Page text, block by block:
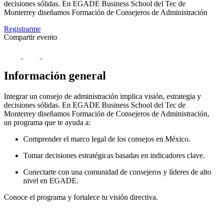
decisiones sólidas. En EGADE Business School del Tec de
Monterrey diseñamos Formación de Consejeros de Administración
Registrarme
Compartir evento
Información general
Integrar un consejo de administración implica visión, estrategia y
decisiones sólidas. En EGADE Business School del Tec de
Monterrey diseñamos Formación de Consejeros de Administración,
un programa que te ayuda a:
Comprender el marco legal de los consejos en México.
Tomar decisiones estratégicas basadas en indicadores clave.
Conectarte con una comunidad de consejeros y líderes de alto
nivel en EGADE.
Conoce el programa y fortalece tu visión directiva.